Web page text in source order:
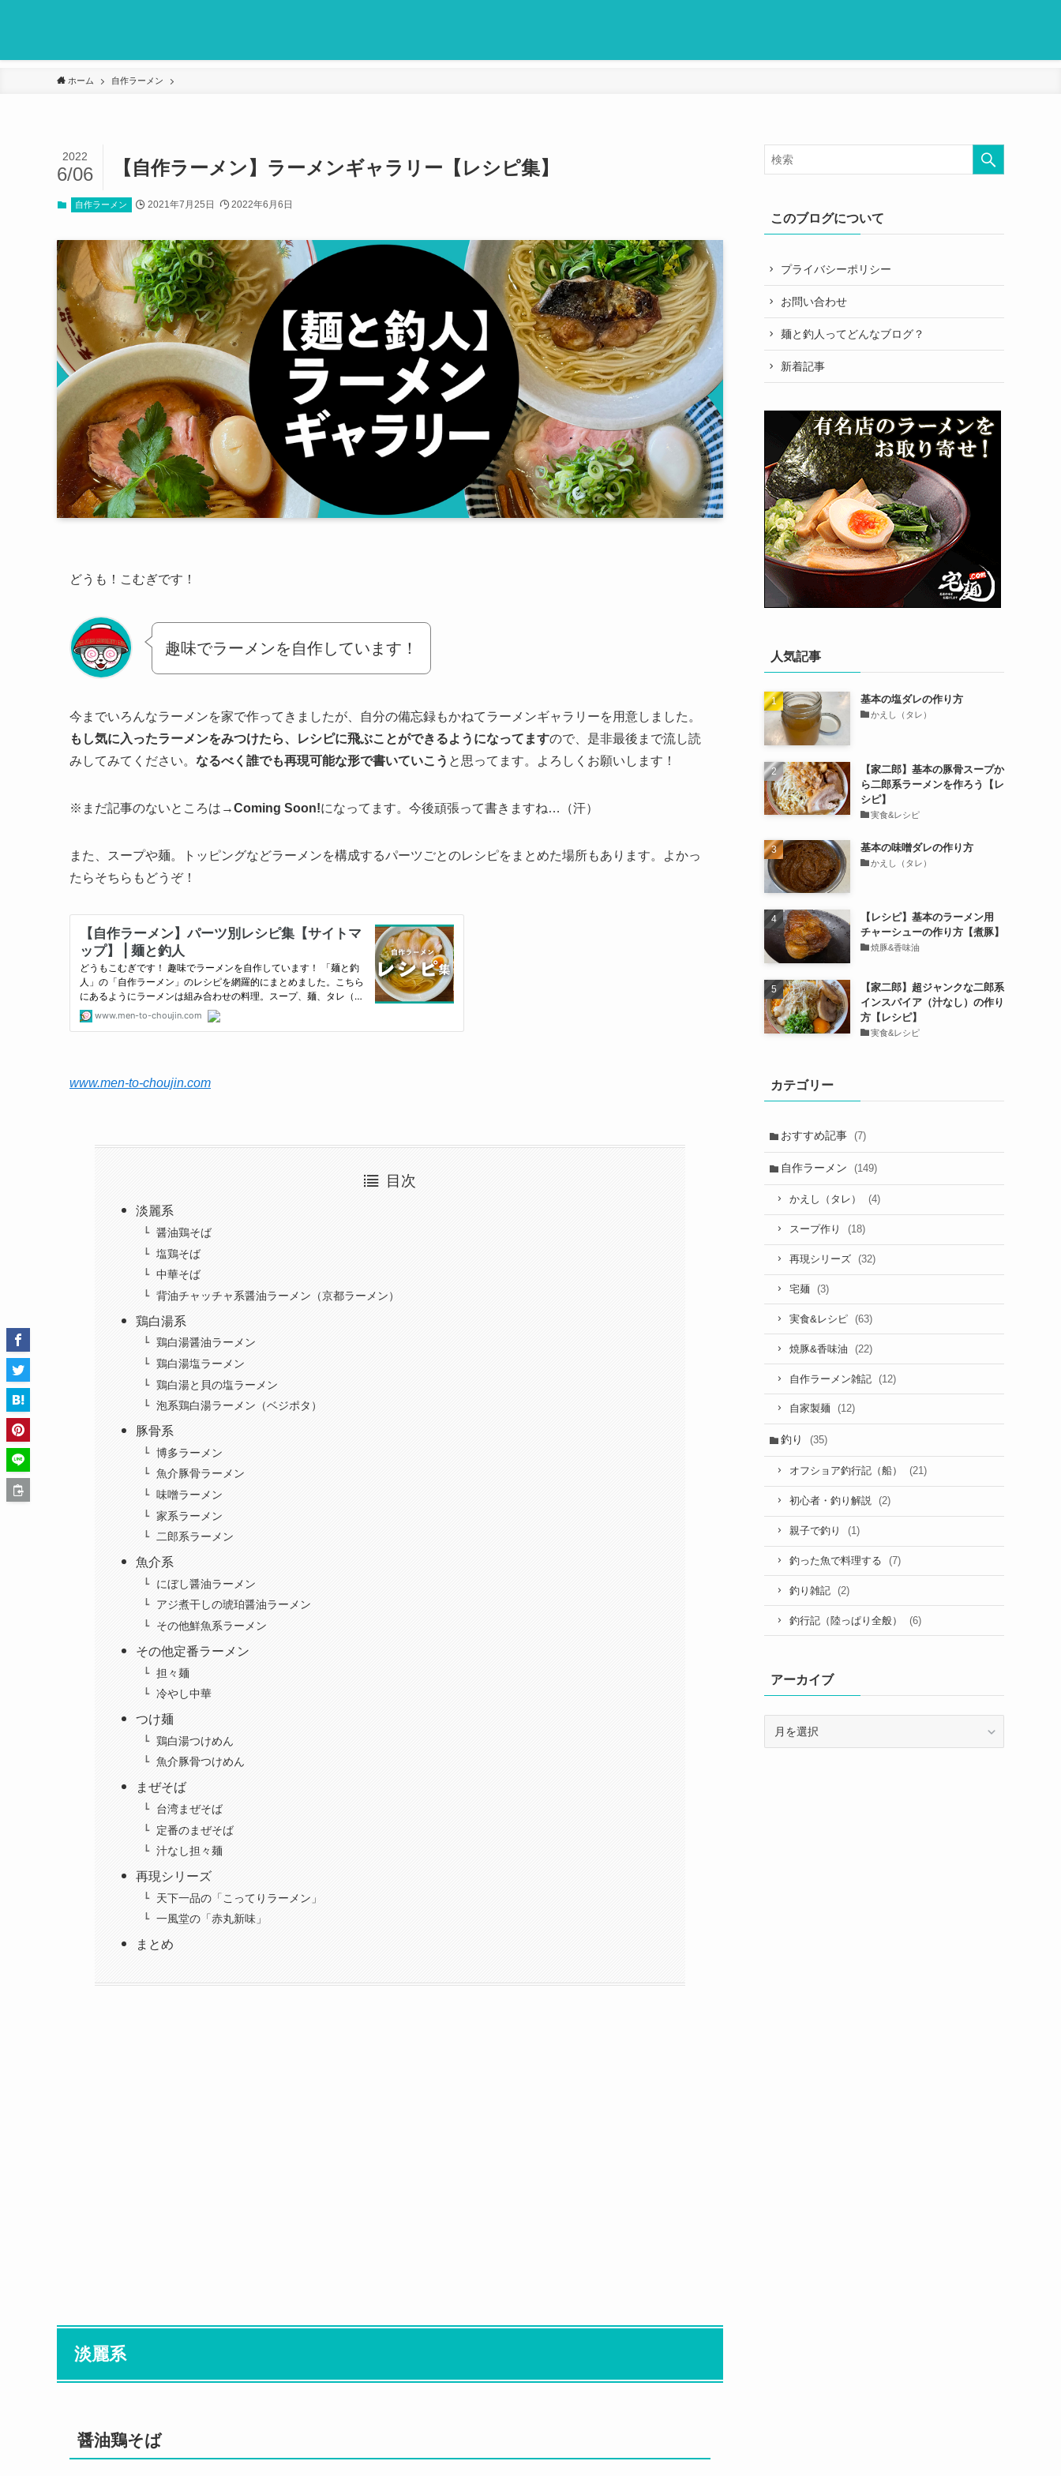
ホーム 自作ラーメン
【自作ラーメン】ラーメンギャラリー【レシピ集】
2022
6/06
自作ラーメン 2021年7月25日 2022年6月6日
どうも！こむぎです！
趣味でラーメンを自作しています！
今までいろんなラーメンを家で作ってきましたが、自分の備忘録もかねてラーメンギャラリーを用意しました。
もし気に入ったラーメンをみつけたら、レシピに飛ぶことができるようになってますので、是非最後まで流し読
みしてみてください。 なるべく誰でも再現可能な形で書いていこう と思ってます。よろしくお願いします！
※まだ記事のないところは →Coming Soon!になってます。今後頑張って書きますね…（汗）
また、スープや麺。トッピングなどラーメンを構成するパーツごとのレシピをまとめた場所もあります。よかっ
たらそちらもどうぞ！
www.men-to-choujin.com
目次
淡麗系
醤油鶏そば
塩鶏そば
中華そば
背油チャッチャ系醤油ラーメン（京都ラーメン）
鶏白湯系
鶏白湯醤油ラーメン
鶏白湯塩ラーメン
鶏白湯と貝の塩ラーメン
泡系鶏白湯ラーメン（ベジポタ）
豚骨系
博多ラーメン
魚介豚骨ラーメン
味噌ラーメン
家系ラーメン
二郎系ラーメン
魚介系
にぼし醤油ラーメン
アジ煮干しの琥珀醤油ラーメン
その他鮮魚系ラーメン
その他定番ラーメン
担々麺
冷やし中華
つけ麺
鶏白湯つけめん
魚介豚骨つけめん
まぜそば
台湾まぜそば
定番のまぜそば
汁なし担々麺
再現シリーズ
天下一品の「こってりラーメン」
一風堂の「赤丸新味」
まとめ
淡麗系
醤油鶏そば
このブログについて
プライバシーポリシー
お問い合わせ
麺と釣人ってどんなブログ？
新着記事
人気記事
基本の塩ダレの作り方
かえし（タレ）
【家二郎】基本の豚骨スープか
ら二郎系ラーメンを作ろう【レ
シピ】
実食&レシピ
基本の味噌ダレの作り方
かえし（タレ）
【レシピ】基本のラーメン用
チャーシューの作り方【煮豚】
焼豚&香味油
【家二郎】超ジャンクな二郎系
インスパイア（汁なし）の作り
方【レシピ】
実食&レシピ
カテゴリー
おすすめ記事 (7)
自作ラーメン (149)
かえし（タレ） (4)
スープ作り (18)
再現シリーズ (32)
宅麺 (3)
実食&レシピ (63)
焼豚&香味油 (22)
自作ラーメン雑記 (12)
自家製麺 (12)
釣り (35)
オフショア釣行記（船） (21)
初心者・釣り解説 (2)
親子で釣り (1)
釣った魚で料理する (7)
釣り雑記 (2)
釣行記（陸っぱり全般） (6)
アーカイブ